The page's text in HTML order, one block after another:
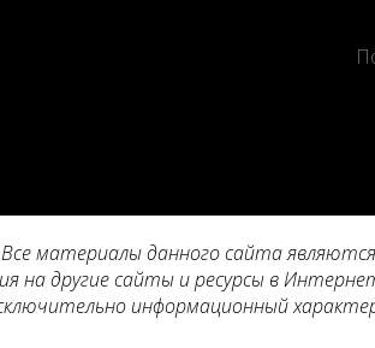
материалы данного сайта
на другие сайты и ресурсы в
информационный